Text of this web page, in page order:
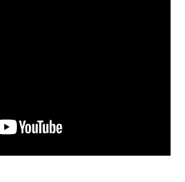
también brinda
extranjera y puede